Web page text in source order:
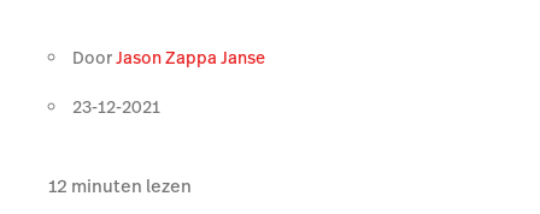
DoorJason Zappa Janse
23-12-2021
12 minuten lezen